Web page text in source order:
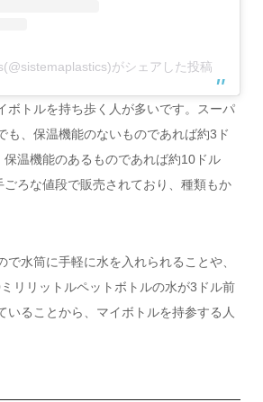
がシェアした投稿
ボトルを持ち歩く人が多いです。スーパ
も、保温機能のないものであれば約3ド
保温機能のあるものであれば約10ドル
ごろな値段で販売されており、種類もか
で水筒に手軽に水を入れられることや、
リリットルペットボトルの水が3ドル前
いることから、マイボトルを持参する人